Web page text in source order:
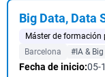
Big Data, Data
Máster de formación
Barcelona
#IA &
Fecha de inicio:05-